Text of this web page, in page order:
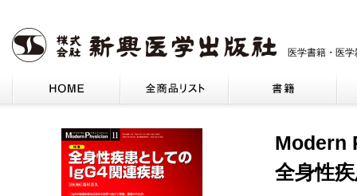
医学書籍・医
Modern
全身性